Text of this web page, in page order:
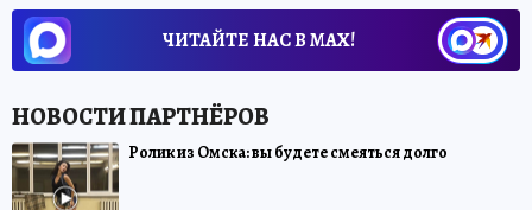
ЧИТАЙТЕ НАС В МАХ!
Ролик из Омска: вы будете смеяться долго